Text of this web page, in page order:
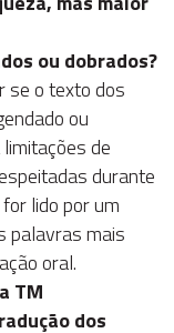
ou dobrados?
se o texto dos
ou
de
durante
lido por um
palavras mais
oral.
TM
dos